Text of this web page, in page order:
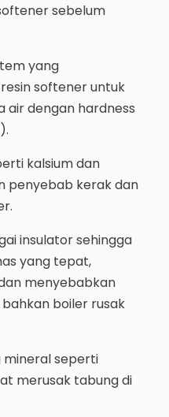
sebelum
yang
softener untuk
air dengan hardness
kalsium dan
penyebab kerak dan
insulator sehingga
yang tepat,
menyebabkan
boiler rusak
mineral seperti
merusak tabung di